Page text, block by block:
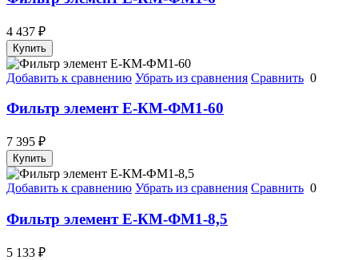
4 437 ₽
Купить
Добавить к сравнению Убрать из сравнения Сравнить 0
Фильтр элемент Е-КМ-ФМ1-60
7 395 ₽
Купить
Добавить к сравнению Убрать из сравнения Сравнить 0
Фильтр элемент Е-КМ-ФМ1-8,5
5 133 ₽